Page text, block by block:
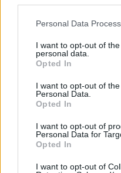
Please note that this
not limited to your visit or
grant or deny consent to
use your data for below
consent section.
Personal Data
I want to opt-out of
personal data.
Opted In
I want to opt-out of
Personal Data.
Opted In
I want to opt-out of
Personal Data for
Opted In
I want to opt-out of
RÓLUNK
SEOattila •2026. február 09.
A VAR-OSZ Házak Kft.
vállalkozás, amely
adásvételével foglalkozik.
Tapasztalatból tudjuk,